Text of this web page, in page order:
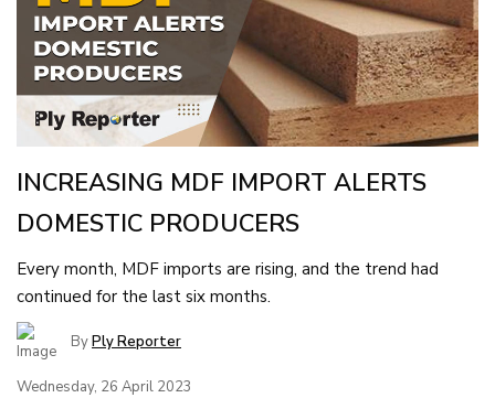
INCREASING MDF IMPORT ALERTS
DOMESTIC PRODUCERS
Every month, MDF imports are rising, and the trend had
continued for the last six months.
ByPly Reporter
Wednesday, 26 April 2023